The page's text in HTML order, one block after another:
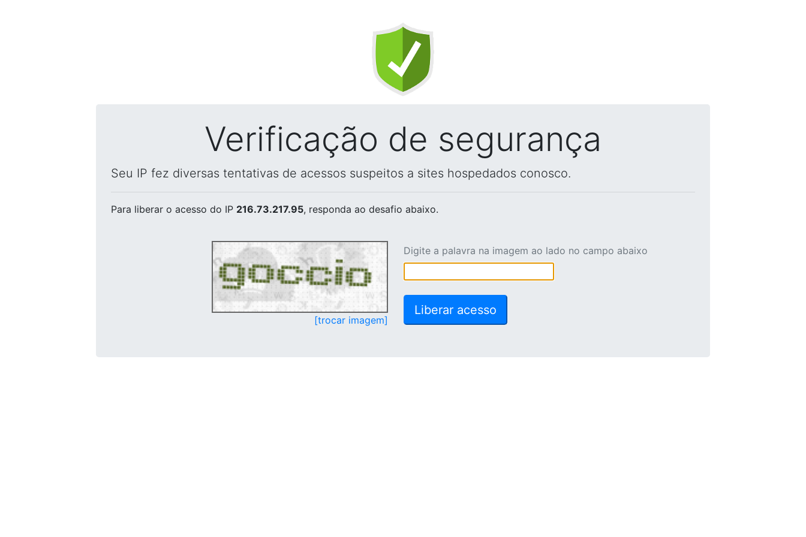
Verificação de segurança
Seu IP fez diversas tentativas de acessos suspeitos a sites hospedados conosco.
Para liberar o acesso do IP 216.73.217.95, responda ao desafio abaixo.
[trocar imagem]
Digite a palavra na imagem ao lado no campo abaixo